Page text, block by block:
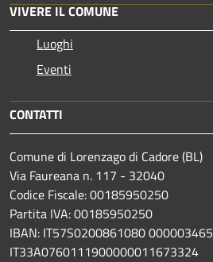
VIVERE IL COMUNE
Luoghi
Eventi
CONTATTI
Comune di Lorenzago di Cadore (BL)
Via Faureana n. 117 - 32040
Codice Fiscale: 00185950250
Partita IVA: 00185950250
IBAN: IT57S0200861080 000003465
IT33A0760111900000011673324